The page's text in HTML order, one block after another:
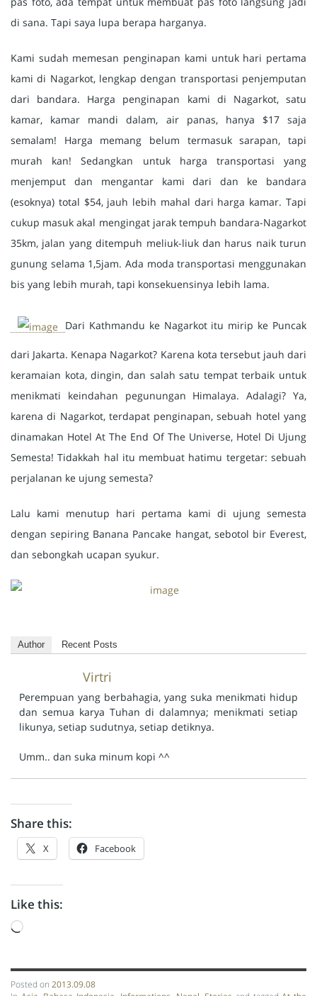
di sana. Tapi saya lupa berapa harganya.
Kami sudah memesan penginapan kami untuk hari pertama
kami di Nagarkot, lengkap dengan transportasi penjemputan
dari bandara. Harga penginapan kami di Nagarkot, satu
kamar, kamar mandi dalam, air panas, hanya $17 saja
semalam! Harga memang belum termasuk sarapan, tapi
murah kan! Sedangkan untuk harga transportasi yang
menjemput dan mengantar kami dari dan ke bandara
(esoknya) total $54, jauh lebih mahal dari harga kamar. Tapi
cukup masuk akal mengingat jarak tempuh bandara-Nagarkot
35km, jalan yang ditempuh meliuk-liuk dan harus naik turun
gunung selama 1,5jam. Ada moda transportasi menggunakan
bis yang lebih murah, tapi konsekuensinya lebih lama.
Dari Kathmandu ke Nagarkot itu mirip ke Puncak
dari Jakarta. Kenapa Nagarkot? Karena kota tersebut jauh dari
keramaian kota, dingin, dan salah satu tempat terbaik untuk
menikmati keindahan pegunungan Himalaya. Adalagi? Ya,
karena di Nagarkot, terdapat penginapan, sebuah hotel yang
dinamakan Hotel At The End Of The Universe, Hotel Di Ujung
Semesta! Tidakkah hal itu membuat hatimu tergetar: sebuah
perjalanan ke ujung semesta?
Lalu kami menutup hari pertama kami di ujung semesta
dengan sepiring Banana Pancake hangat, sebotol bir Everest,
dan sebongkah ucapan syukur.
Author Recent Posts
Virtri
Perempuan yang berbahagia, yang suka menikmati hidup
dan semua karya Tuhan di dalamnya; menikmati setiap
likunya, setiap sudutnya, setiap detiknya.
Umm.. dan suka minum kopi ^^
Share this:
X Facebook
Like this:
Loading…
Posted on 2013.09.08